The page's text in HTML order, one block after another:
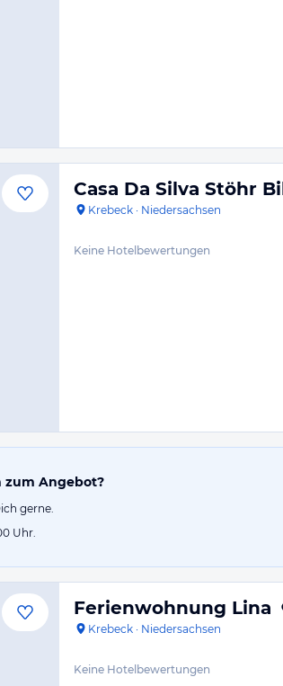
Casa Da Silva Stöhr
Krebeck · Niedersachsen
Keine Hotelbewertungen
zum Angebot?
gerne.
Uhr.
Ferienwohnung Lina
Krebeck · Niedersachsen
Keine Hotelbewertungen